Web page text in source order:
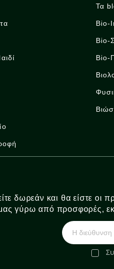
Τα
Bio-
Bio-
Bio-
δωρεάν και θα είστε οι
γύρω από προσφορές,